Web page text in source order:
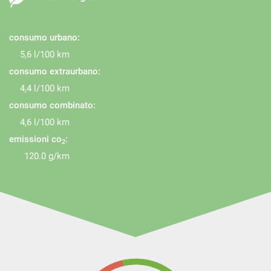
consumo urbano:
5,6 l/100 km
consumo extraurbano:
4,4 l/100 km
consumo combinato:
4,6 l/100 km
emissioni co2:
120.0 g/km